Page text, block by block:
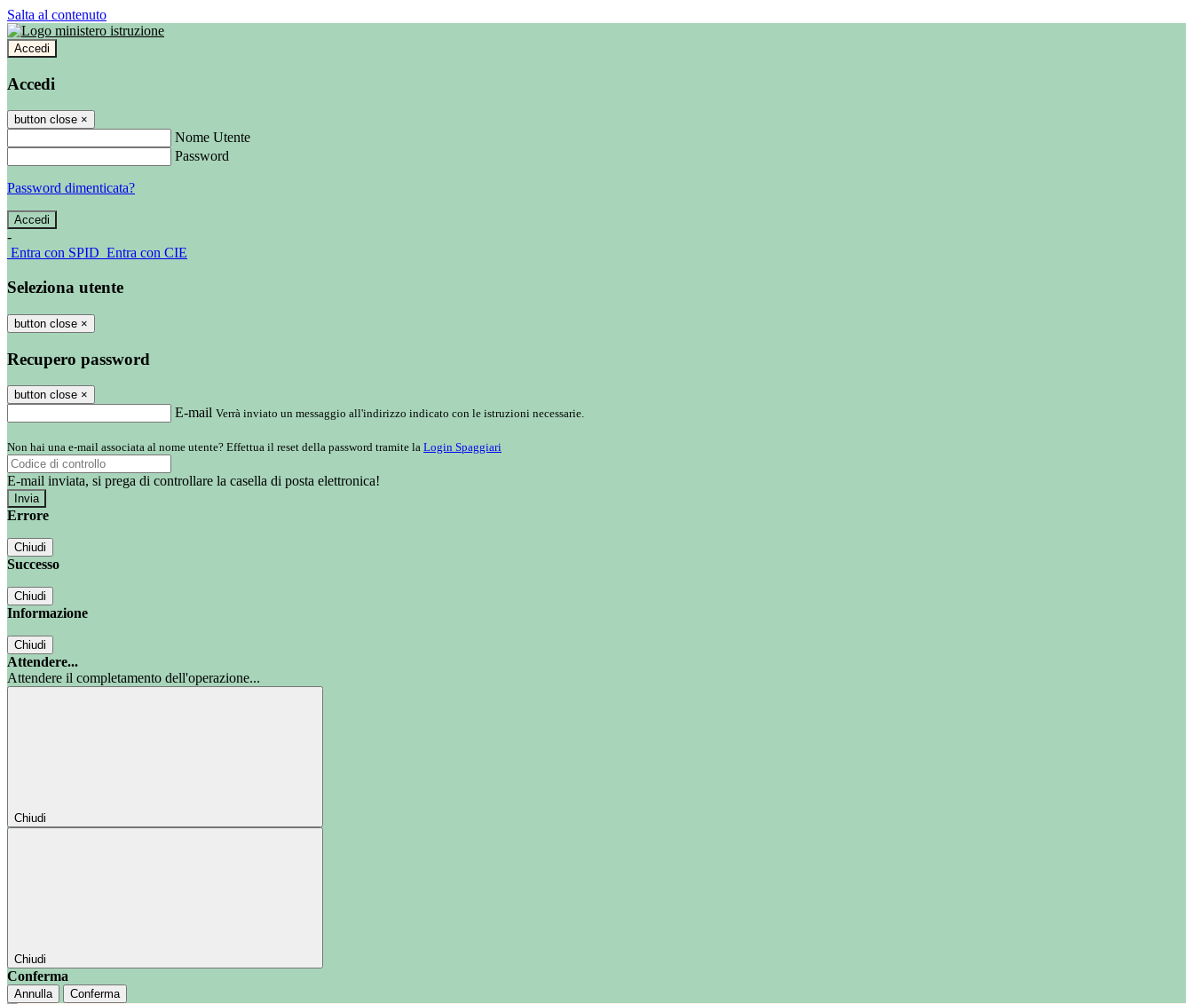
Salta al contenuto
Accedi
Accedi
button close ×
Nome Utente
Password
Password dimenticata?
-
Entra con SPID Entra con CIE
Seleziona utente
button close ×
Recupero password
button close ×
E-mail Verrà inviato un messaggio all'indirizzo indicato con le istruzioni necessarie.
Non hai una e-mail associata al nome utente? Effettua il reset della password tramite la Login Spaggiari
E-mail inviata, si prega di controllare la casella di posta elettronica!
Errore
Chiudi
Successo
Chiudi
Informazione
Chiudi
Attendere...
Attendere il completamento dell'operazione...
Chiudi
Chiudi
Conferma
Annulla Conferma